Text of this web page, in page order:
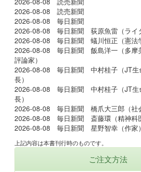
2026-08-08 読売新聞
2026-08-08 毎日新聞
2026-08-08 毎日新聞 荻原魚雷（ライ
2026-08-08 毎日新聞 蟻川恒正（憲法
2026-08-08 毎日新聞 飯島洋一（多摩
評論家）
2026-08-08 毎日新聞 中村桂子（JT生
長）
2026-08-08 毎日新聞 中村桂子（JT生
長）
2026-08-08 毎日新聞 橋爪大三郎（社
2026-08-08 毎日新聞 斎藤環（精神科
2026-08-08 毎日新聞 星野智幸（作家）
上記内容は本書刊行時のものです。
ご注文方法